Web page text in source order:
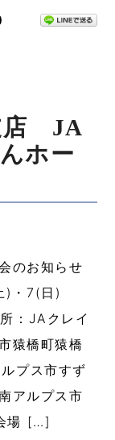
店 JA
ホー
のお知らせ
)・7(日)
：JAクレイ
猿橋町猿橋
プス市すず
アルプス市
場 […]